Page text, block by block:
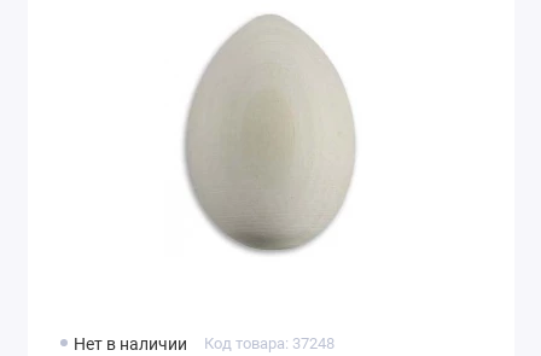
Нет в наличии Код товара: 37248